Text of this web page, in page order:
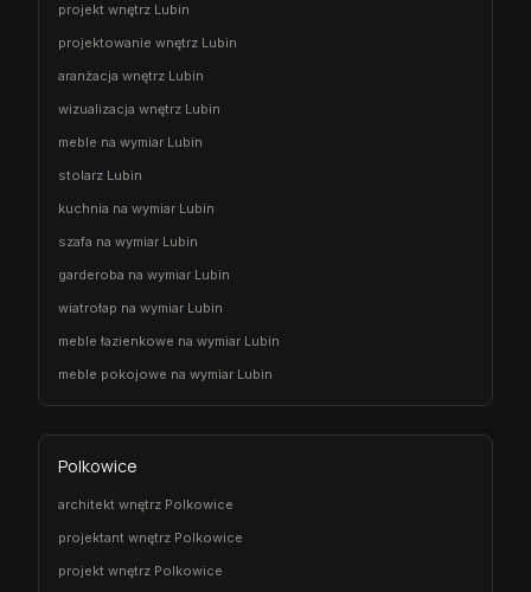
projekt wnętrz Lubin
projektowanie wnętrz Lubin
aranżacja wnętrz Lubin
wizualizacja wnętrz Lubin
meble na wymiar Lubin
stolarz Lubin
kuchnia na wymiar Lubin
szafa na wymiar Lubin
garderoba na wymiar Lubin
wiatrołap na wymiar Lubin
meble łazienkowe na wymiar Lubin
meble pokojowe na wymiar Lubin
Polkowice
architekt wnętrz Polkowice
projektant wnętrz Polkowice
projekt wnętrz Polkowice